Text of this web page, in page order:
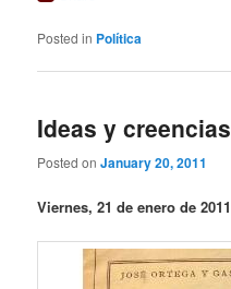
Posted in Política
Ideas y creencias
Posted onJanuary 20, 2011
Viernes, 21 de enero de 2011